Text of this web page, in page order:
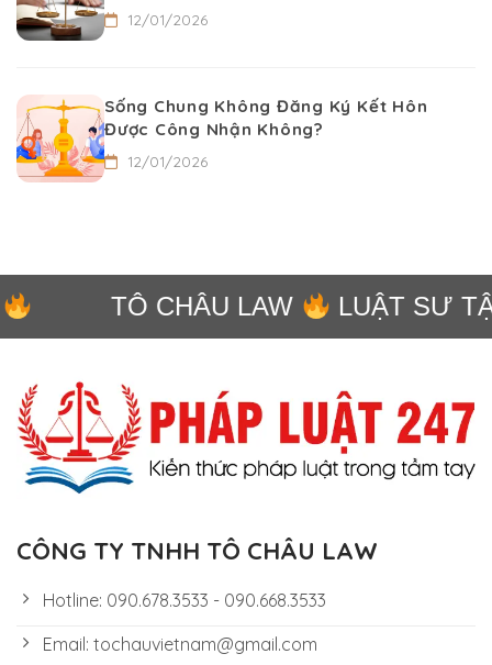
12/01/2026
Sống Chung Không Đăng Ký Kết Hôn
Được Công Nhận Không?
12/01/2026
TÔ CHÂU LAW LUẬT SƯ
CÔNG TY TNHH TÔ CHÂU LAW
Hotline: 090.678.3533 - 090.668.3533
Email: tochauvietnam@gmail.com